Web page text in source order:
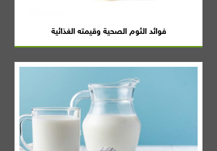
فوائد الثوم الصحية وقيمته الغذائية